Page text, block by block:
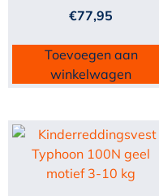
€77,95
Toevoegen aan
winkelwagen